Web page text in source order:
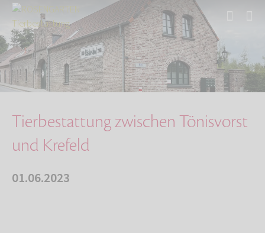
Start Über uns
Aktuelles
Tierbestattung zwischen Tönisvorst und Krefel…
Tierbestattung zwischen Tönisvorst
und Krefeld
01.06.2023